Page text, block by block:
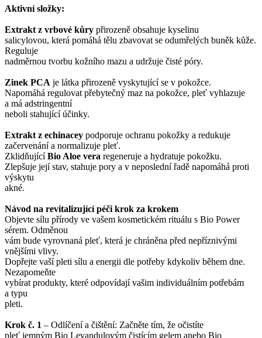
Aktivní složky:
Extrakt z vrbové kůry přirozeně obsahuje kyselinu
salicylovou, která pomáhá tělu zbavovat se odumřelých buněk kůže.
Reguluje
nadměrnou tvorbu kožního mazu a udržuje čisté póry.
Zinek PCA je látka přirozeně vyskytující se v pokožce.
Napomáhá regulovat přebytečný maz na pokožce, pleť vyhlazuje
a má adstringentní
neboli stahující účinky.
Extrakt z echinacey podporuje ochranu pokožky a redukuje
začervenání a normalizuje pleť.
ZklidňujícíBio Aloe vera regeneruje a hydratuje pokožku.
Zlepšuje její stav, stahuje pory a v neposlední řadě napomáhá proti
výskytu
akné.
Návod na revitalizující péči krok za krokem
Objevte sílu přírody ve vašem kosmetickém rituálu s Bio Power
sérem. Odměnou
vám bude vyrovnaná pleť, která je chráněna před nepříznivými
vnějšími vlivy.
Dopřejte vaší pleti sílu a energii dle potřeby kdykoliv během dne.
Nezapomeňte
vybírat produkty, které odpovídají vašim individuálním potřebám
a typu
pleti.
Krok č. 1 – Odlíčení a čištění: Začněte tím, že očistíte
pleť jemným Bio Levandulovým čistícím gelem anebo Bio